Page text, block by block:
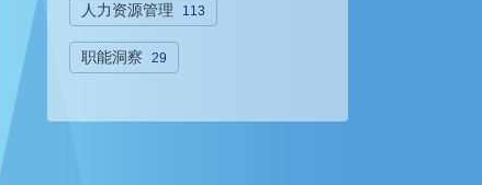
人力资源管理 113
职能洞察 29